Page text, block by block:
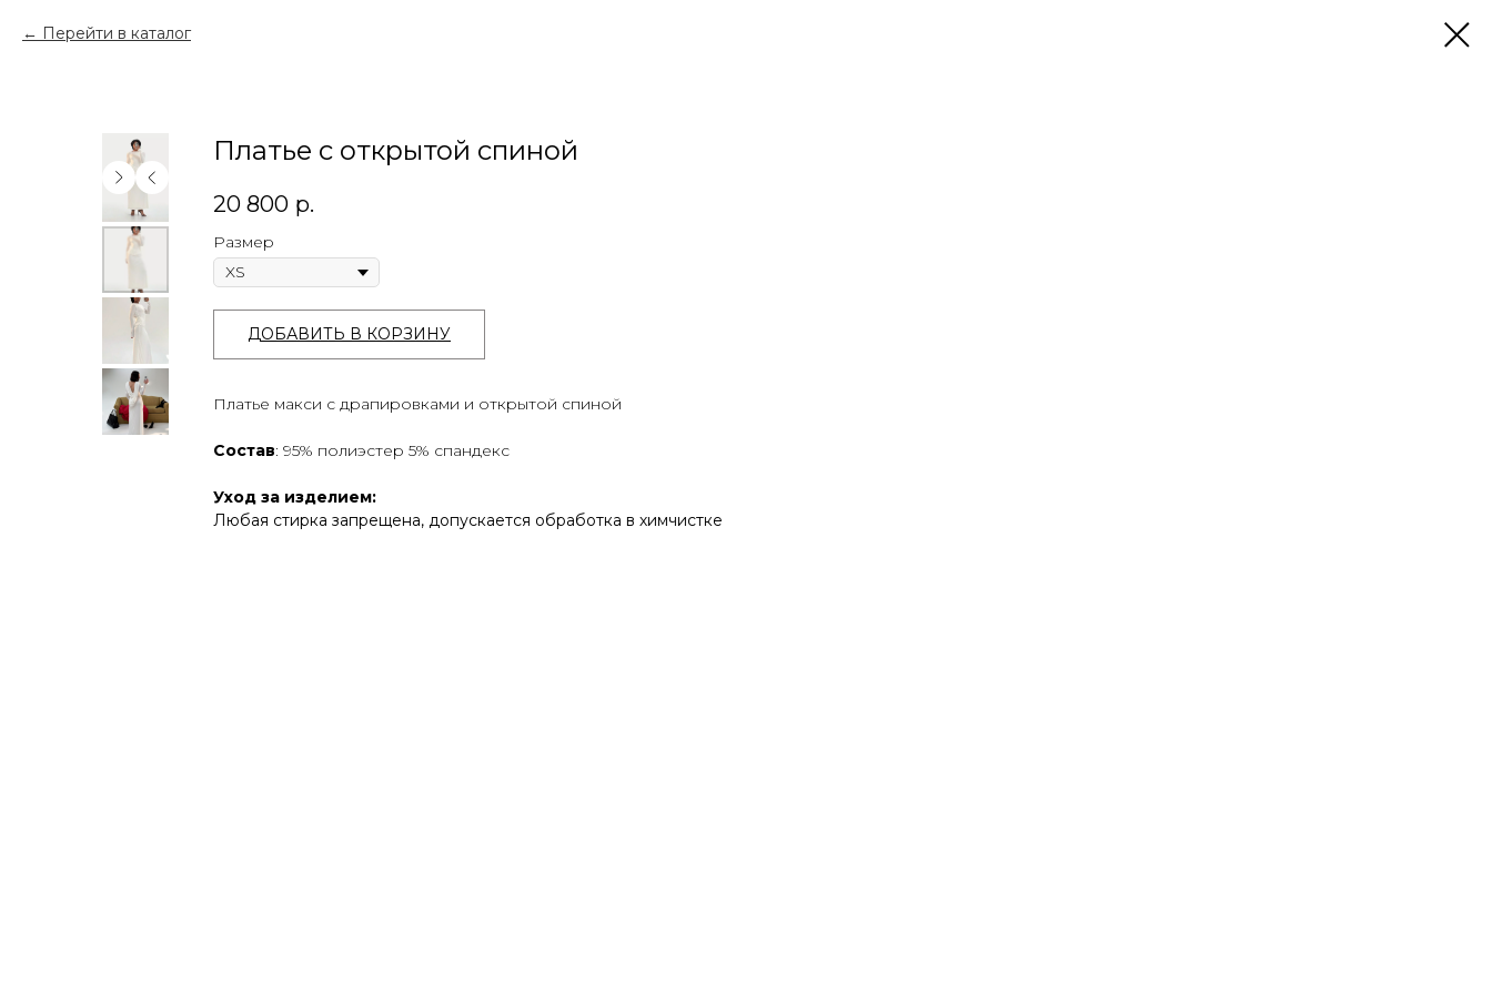
Перейти в каталог
Платье с открытой спиной
20 800 р.
Размер
ДОБАВИТЬ В КОРЗИНУ
Платье макси с драпировками и открытой спиной
Состав: 95% полиэстер 5% спандекс
Уход за изделием:
Любая стирка запрещена, допускается обработка в химчистке